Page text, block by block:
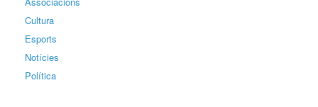
Cultura
Esports
Notícies
Política